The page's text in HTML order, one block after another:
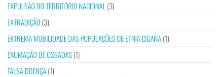
EXPULSÃO DO TERRITÓRIO NACIONAL (3)
EXTRADIÇÃO (3)
EXTREMA MOBILIDADE DAS POPULAÇÕES DE ETNIA CIGANA(1)
EXUMAÇÃO DE OSSADAS(1)
FALSA DOENÇA(1)